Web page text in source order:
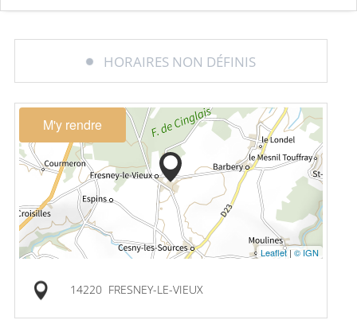
HORAIRES NON DÉFINIS
M'y rendre
Leaflet|© IGN
14220 FRESNEY-LE-VIEUX